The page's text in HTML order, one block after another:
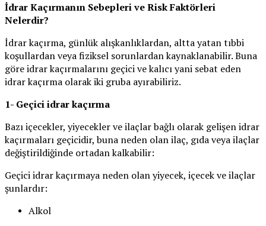
İdrar Kaçırmanın Sebepleri ve Risk Faktörleri
Nelerdir?
İdrar kaçırma, günlük alışkanlıklardan, altta yatan tıbbi
koşullardan veya fiziksel sorunlardan kaynaklanabilir. Buna
göre idrar kaçırmalarını geçici ve kalıcı yani sebat eden
idrar kaçırma olarak iki gruba ayırabiliriz.
1- Geçici idrar kaçırma
Bazı içecekler, yiyecekler ve ilaçlar bağlı olarak gelişen idrar
kaçırmaları geçicidir, buna neden olan ilaç, gıda veya ilaçlar
değiştirildiğinde ortadan kalkabilir:
Geçici idrar kaçırmaya neden olan yiyecek, içecek ve ilaçlar
şunlardır:
Alkol